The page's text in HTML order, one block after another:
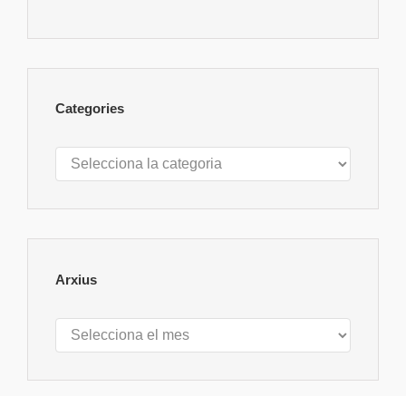
Categories
Categories
Arxius
Arxius